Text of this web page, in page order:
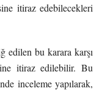
itiraz edebilecekleri
edilen bu karara karşı
itiraz edilebilir. Bu
inceleme yapılarak,